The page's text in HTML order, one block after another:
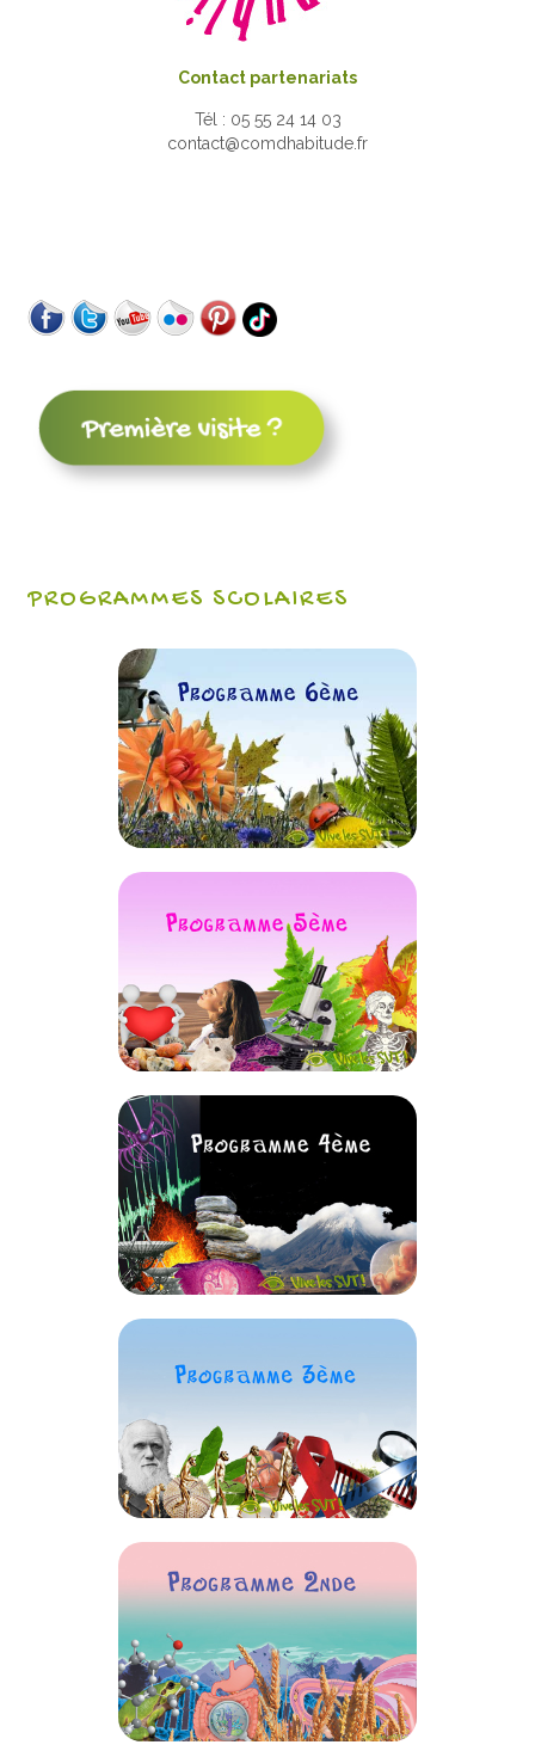
Contact partenariats
Tél : 05 55 24 14 03
contact@comdhabitude.fr
PROGRAMMES SCOLAIRES